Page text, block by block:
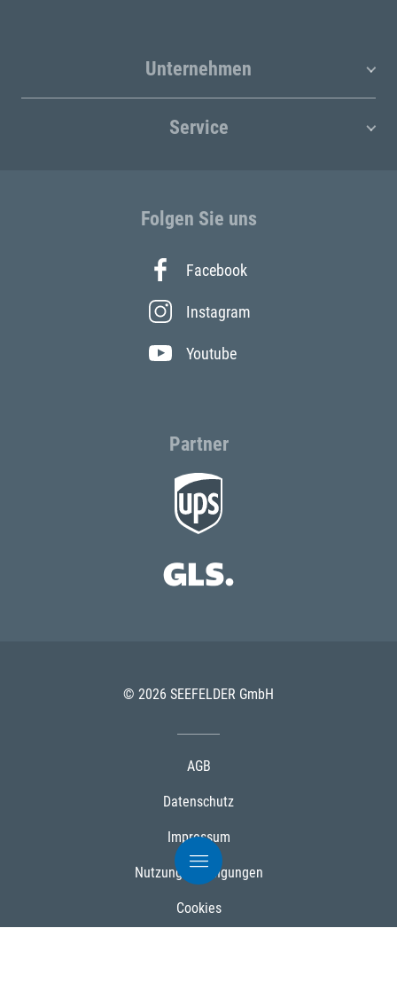
Unternehmen
Service
Folgen Sie uns
Facebook
Instagram
Youtube
Partner
© 2026 SEEFELDER GmbH
AGB
Datenschutz
Impressum
Nutzungsbedingungen
Cookies